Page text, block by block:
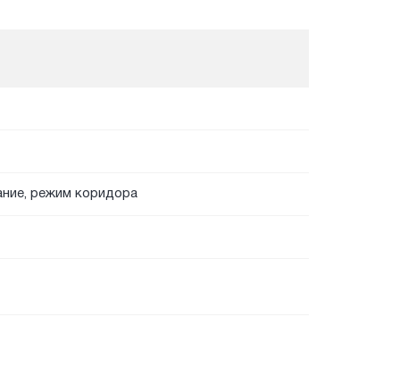
режим коридора